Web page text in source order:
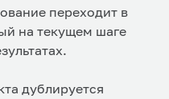
переходит в
на текущем шаге
дублируется